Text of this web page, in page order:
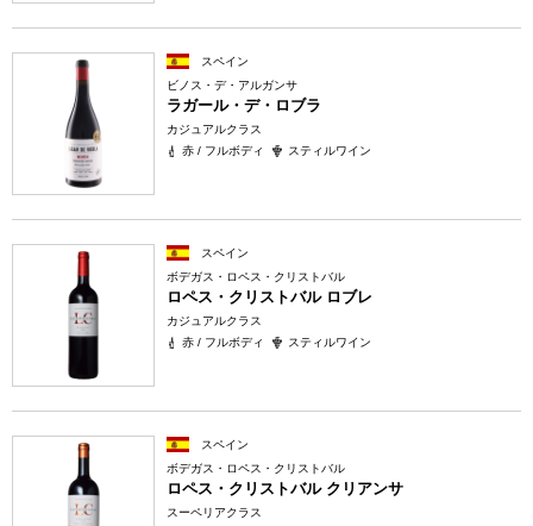
スペイン
ビノス・デ・アルガンサ
ラガール・デ・ロブラ
カジュアルクラス
赤 / フルボディ
スティルワイン
スペイン
ボデガス・ロペス・クリストバル
ロペス・クリストバル ロブレ
カジュアルクラス
赤 / フルボディ
スティルワイン
スペイン
ボデガス・ロペス・クリストバル
ロペス・クリストバル クリアンサ
スーペリアクラス